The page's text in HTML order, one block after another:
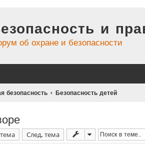
и
об охране и безопасности
безопасность Безопасность детей
След. тема